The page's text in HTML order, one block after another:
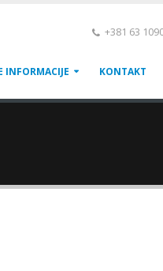
+381 63
INFORMACIJE KONTAKT